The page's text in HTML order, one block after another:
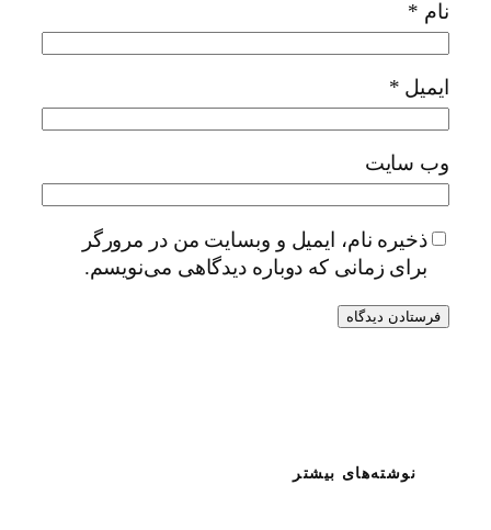
نام *
ایمیل *
وب‌ سایت
ذخیره نام، ایمیل و وبسایت من در مرورگر
برای زمانی که دوباره دیدگاهی می‌نویسم.
نوشته‌های بیشتر